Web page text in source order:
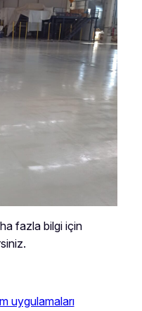
fazla bilgi için
uygulamaları